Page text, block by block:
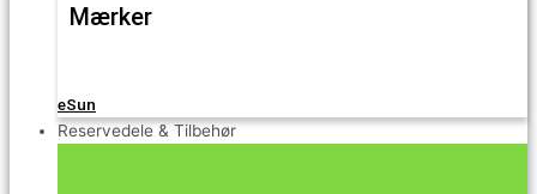
Mærker
eSun
Reservedele & Tilbehør